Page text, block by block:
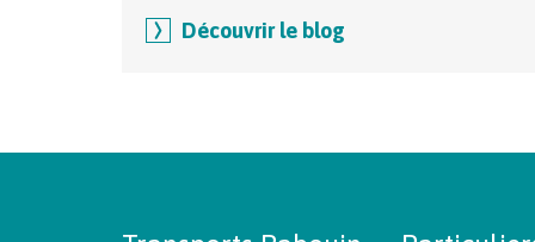
Découvrir le blog